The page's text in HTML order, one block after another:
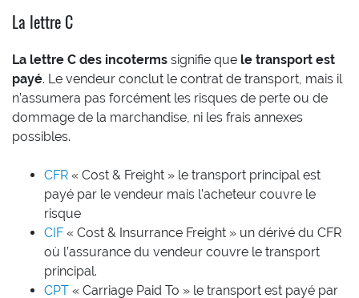
La lettre C
La lettre C des incoterms signifie que le transport est
payé. Le vendeur conclut le contrat de transport, mais il
n’assumera pas forcément les risques de perte ou de
dommage de la marchandise, ni les frais annexes
possibles.
CFR « Cost & Freight » le transport principal est
payé par le vendeur mais l’acheteur couvre le
risque
CIF « Cost & Insurrance Freight » un dérivé du CFR
où l’assurance du vendeur couvre le transport
principal.
CPT « Carriage Paid To » le transport est payé par